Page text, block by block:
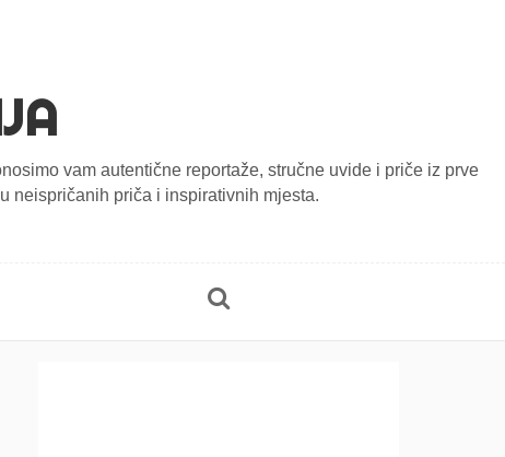
vam autentične reportaže, stručne uvide i priče iz prve
neispričanih priča i inspirativnih mjesta.